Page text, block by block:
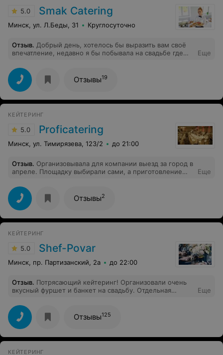
5.0 Smak Сatering
Минск, ул. Л.Беды, 31 Круглосуточно
Отзыв. Добрый день, хотелось бы выразить вам своё
впечатление, недавно я бы побывала на свадьбе где
поражена, отличный сервиз, приветливые работники,
вкусная еда. Однако хотелось бы выделить вашего
сотрудника Дмитрия. Таких людей я ещё не встречала
добрый отзывчивый внимательный, он не только
следил что бы столы и бокалы не были пустые, а так
хорошей беседой, побольше бы таких замечательных
работников.
Еще
Отзывы19
КЕЙТЕРИНГ
5.0 Proficatering
Минск, ул. Тимирязева, 123/2 до 21:00
Отзыв. Организовывала для компании выезд за город в
апреле. Площадку выбирали сами, а приготовление
переложить на кейтеринг. Выбирала из трех компаний,
решила остановиться на этой компании. Менеджер
помог составить меню проконсультировать по
количеству, ребята приехали раньше нас и успели все
подготовить. Очень волновалась, так как не знала эту
Еще
Отзывы2
КЕЙТЕРИНГ
5.0 Shef-Рovar
Минск, пр. Партизанский, 2а до 22:00
Отзыв. Потрясающий кейтеринг! Организовали очень
вкусный фуршет и банкет на свадьбу. Отдельная
деталей и красоты. Было чудесно, все на высшем
уровне!
Еще
Отзывы125
КЕЙТЕРИНГ